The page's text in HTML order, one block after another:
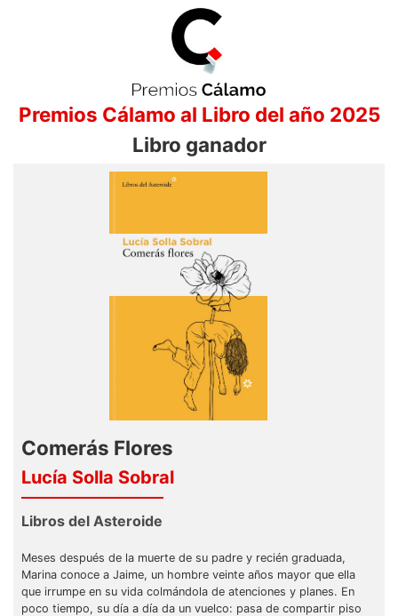
Premios Cálamo al Libro del año 2025
Libro ganador
Comerás Flores
Lucía Solla Sobral
Libros del Asteroide
Meses después de la muerte de su padre y recién graduada,
Marina conoce a Jaime, un hombre veinte años mayor que ella
que irrumpe en su vida colmándola de atenciones y planes. En
poco tiempo, su día a día da un vuelco: pasa de compartir piso